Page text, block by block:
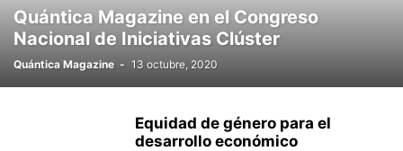
Quántica Magazine en el Congreso
Nacional de Iniciativas Clúster
Quántica Magazine - 13 octubre, 2020
Equidad de género para el
desarrollo económico